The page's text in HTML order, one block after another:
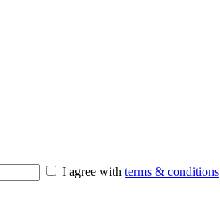
I agree with terms & conditions